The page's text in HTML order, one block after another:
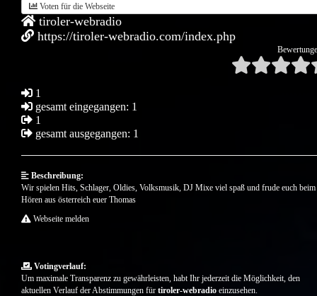
Voten für die Webseite
tiroler-webradio
https://tiroler-webradio.com/index.php
1
gesamt eingegangen: 1
1
gesamt ausgegangen: 1
Beschreibung:
Wir spielen Hits, Schlager, Oldies, Volksmusik, DJ Mixe viel spaß und frude euch beim
Hören aus österreich euer Thomas
Webseite melden
Votingverlauf:
Um maximale Transparenz zu gewährleisten, habt Ihr jederzeit die Möglichkeit, den
aktuellen Verlauf der Abstimmungen für tiroler-webradio einzusehen.